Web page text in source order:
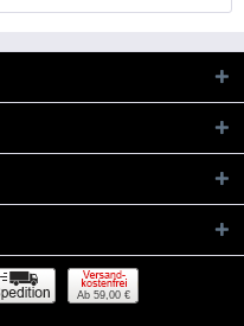
Ab 59,00 €